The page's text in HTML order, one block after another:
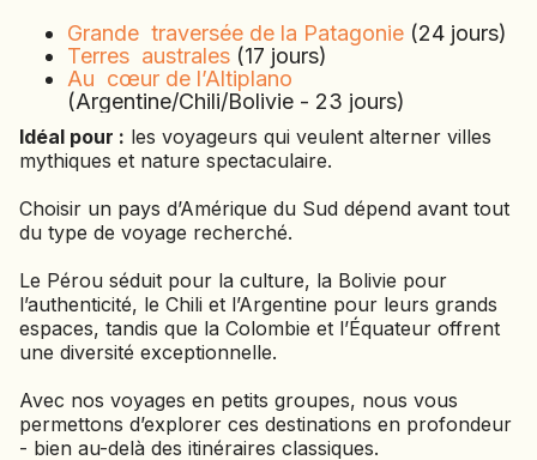
Grande traversée de la Patagonie (24 jours)
Terres australes (17 jours)
Au cœur de l’Altiplano
(Argentine/Chili/Bolivie - 23 jours)
Idéal pour : les voyageurs qui veulent alterner villes
mythiques et nature spectaculaire.
Choisir un pays d’Amérique du Sud dépend avant tout
du type de voyage recherché.
Le Pérou séduit pour la culture, la Bolivie pour
l’authenticité, le Chili et l’Argentine pour leurs grands
espaces, tandis que la Colombie et l’Équateur offrent
une diversité exceptionnelle.
Avec nos voyages en petits groupes, nous vous
permettons d’explorer ces destinations en profondeur
- bien au-delà des itinéraires classiques.